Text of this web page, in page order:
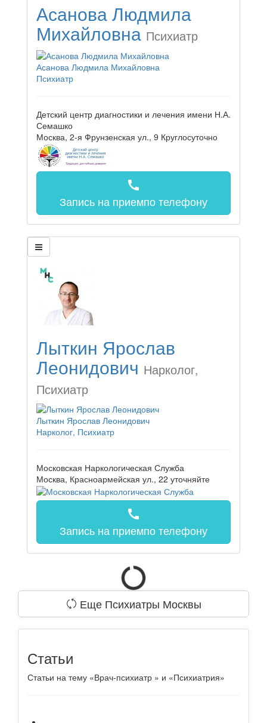
Асанова Людмила
Михайловна Психиатр
Асанова Людмила Михайловна
Психиатр
Детский центр диагностики и лечения имени Н.А.
Семашко
Москва, 2-я Фрунзенская ул., 9 Круглосуточно
call
Запись на приемпо телефону
Лыткин Ярослав
Леонидович Нарколог,
Психиатр
Лыткин Ярослав Леонидович
Нарколог, Психиатр
Московская Наркологическая Служба
Москва, Красноармейская ул., 22 уточняйте
call
Запись на приемпо телефону
Еще Психиатры Москвы
Статьи
Статьи на тему «Врач-психиатр » и «Психиатрия»